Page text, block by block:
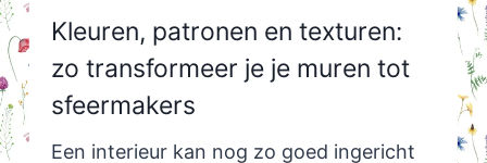
Kleuren, patronen en texturen:
zo transformeer je je muren tot
sfeermakers
Een interieur kan nog zo goed ingericht